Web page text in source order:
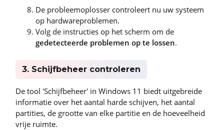
De probleemoplosser controleert nu uw systeem
op hardwareproblemen.
Volg de instructies op het scherm om de
gedetecteerde problemen op te lossen.
3. Schijfbeheer controleren
De tool 'Schijfbeheer' in Windows 11 biedt uitgebreide
informatie over het aantal harde schijven, het aantal
partities, de grootte van elke partitie en de hoeveelheid
vrije ruimte.